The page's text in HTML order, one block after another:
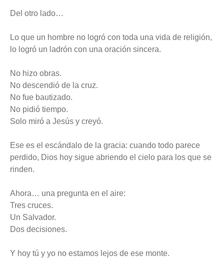
Del otro lado…
Lo que un hombre no logró con toda una vida de religión,
lo logró un ladrón con una oración sincera.
No hizo obras.
No descendió de la cruz.
No fue bautizado.
No pidió tiempo.
Solo miró a Jesús y creyó.
Ese es el escándalo de la gracia: cuando todo parece
perdido, Dios hoy sigue abriendo el cielo para los que se
rinden.
Ahora… una pregunta en el aire:
Tres cruces.
Un Salvador.
Dos decisiones.
Y hoy tú y yo no estamos lejos de ese monte.